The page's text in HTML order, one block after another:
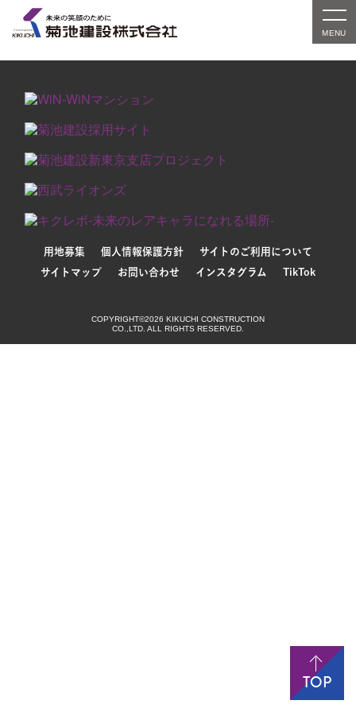
対象の実績紹介はまだありません。別条件でお探しい
ただくか、検索窓をご利用ください。
用地募集 個人情報保護方針
サイトのご利用について
サイトマップ
お問い合わせ インスタグラム TikTok
COPYRIGHT©2026 KIKUCHI CONSTRUCTION
CO.,LTD. ALL RIGHTS RESERVED.